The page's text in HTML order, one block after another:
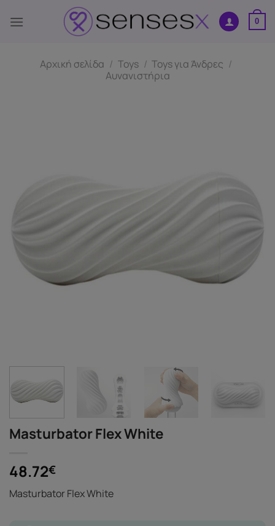
στο
0
Αρχική σελίδα / Toys / Toys για Άνδρες /
Αυνανιστήρια
Masturbator Flex White
48.72€
Masturbator Flex White